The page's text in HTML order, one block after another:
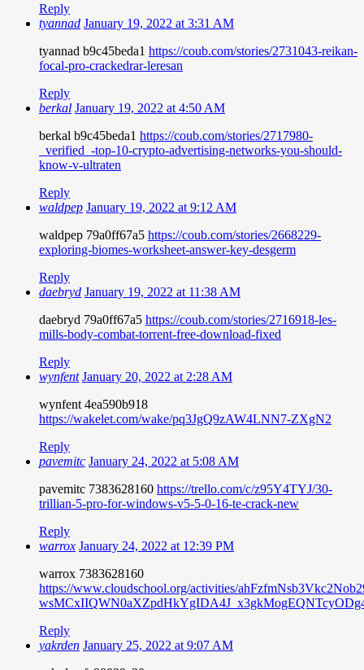
Reply
tyannad January 19, 2022 at 3:31 AM
tyannad b9c45beda1 https://coub.com/stories/2731043-reikan-
focal-pro-crackedrar-leresan
Reply
berkal January 19, 2022 at 4:50 AM
berkal b9c45beda1 https://coub.com/stories/2717980-
_verified_-top-10-crypto-advertising-networks-you-should-
know-v-ultraten
Reply
waldpep January 19, 2022 at 9:12 AM
waldpep 79a0ff67a5 https://coub.com/stories/2668229-
exploring-biomes-worksheet-answer-key-desgerm
Reply
daebryd January 19, 2022 at 11:38 AM
daebryd 79a0ff67a5 https://coub.com/stories/2716918-les-
mills-body-combat-torrent-free-download-fixed
Reply
wynfent January 20, 2022 at 2:28 AM
wynfent 4ea590b918
https://wakelet.com/wake/pq3JgQ9zAW4LNN7-ZXgN2
Reply
pavemitc January 24, 2022 at 5:08 AM
pavemitc 7383628160 https://trello.com/c/z95Y4TYJ/30-
trillian-5-pro-for-windows-v5-5-0-16-te-crack-new
Reply
warrox January 24, 2022 at 12:39 PM
warrox 7383628160
https://www.cloudschool.org/activities/
Reply
yakrden January 25, 2022 at 9:07 AM